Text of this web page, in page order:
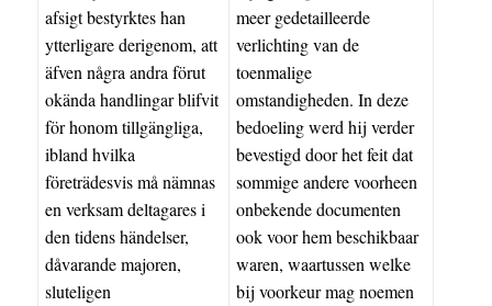
afsigt bestyrktes han
ytterligare derigenom, att
äfven några andra förut
okända handlingar blifvit
för honom tillgängliga,
ibland hvilka
företrädesvis må nämnas
en verksam deltagares i
den tidens händelser,
dåvarande majoren,
sluteligen
meer gedetailleerde
verlichting van de
toenmalige
omstandigheden. In deze
bedoeling werd hij verder
bevestigd door het feit dat
sommige andere voorheen
onbekende documenten
ook voor hem beschikbaar
waren, waartussen welke
bij voorkeur ​​mag noemen